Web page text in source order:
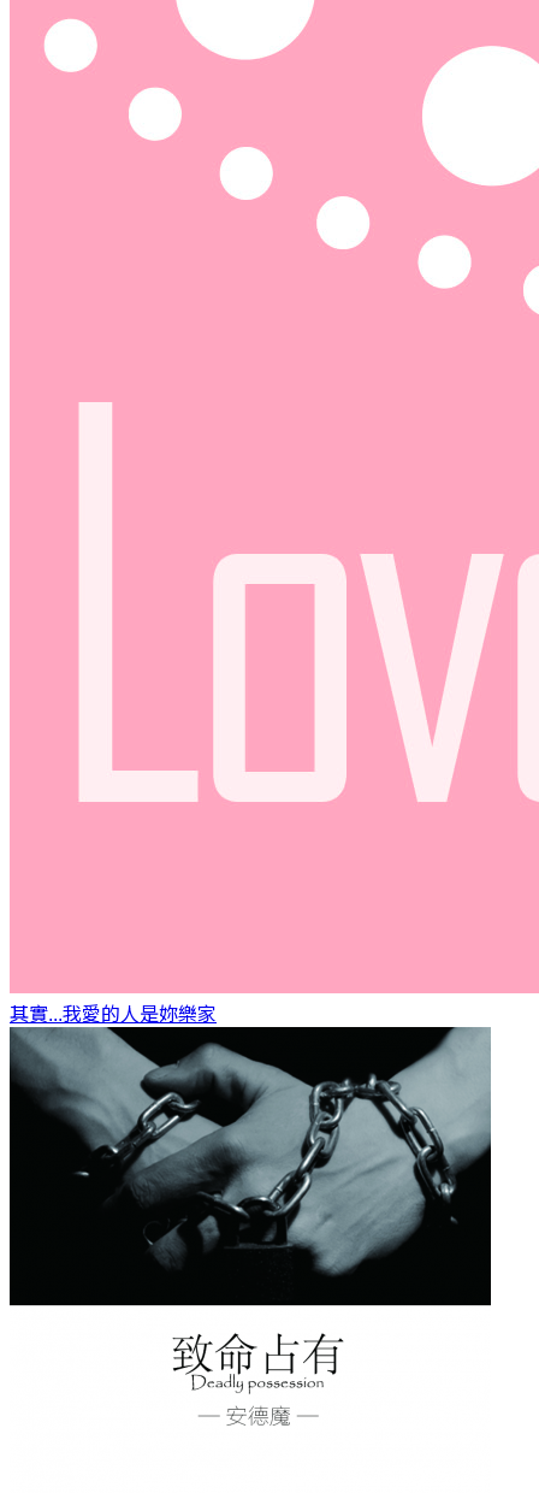
其實...我愛的人是妳樂家